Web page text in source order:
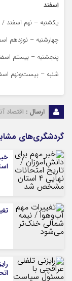
اسفند
یکشنبه – نهم
چهارشنبه – نوزدهم
پنجشنبه – بیستم
شنبه – بیست‌ونهم
ارسال : اقتصاد
گردشگری‌های